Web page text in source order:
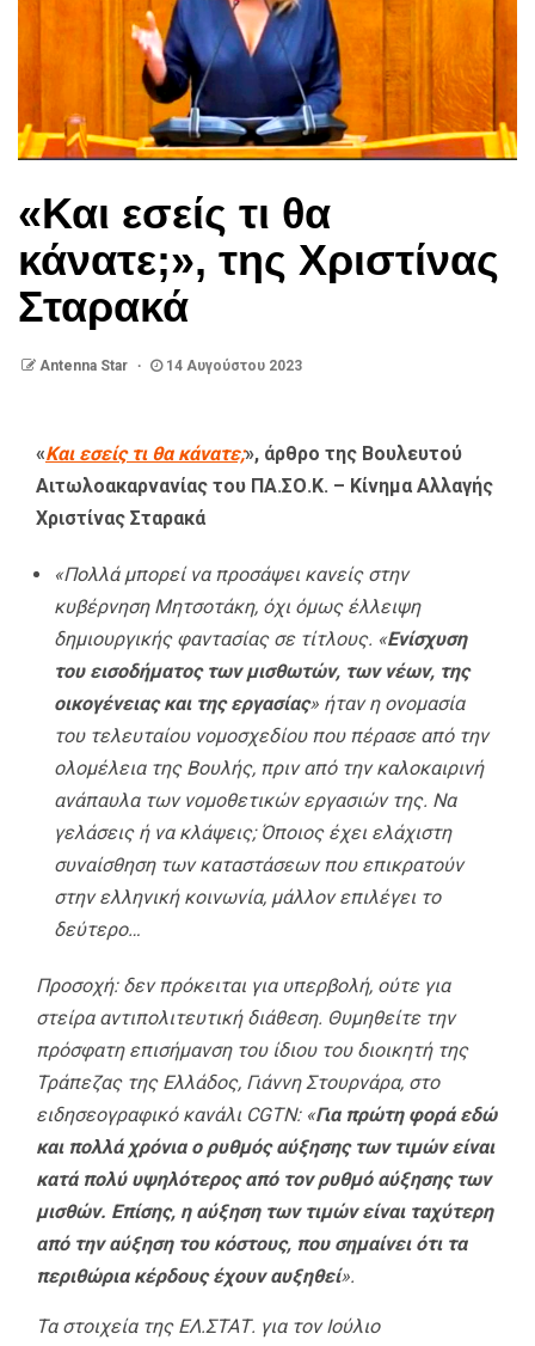
«Και εσείς τι θα
κάνατε;», της Χριστίνας
Σταρακά
Antenna Star 14 Αυγούστου 2023
«Και εσείς τι θα κάνατε;», άρθρο της Βουλευτού
Αιτωλοακαρνανίας του ΠΑ.ΣΟ.Κ. – Κίνημα Αλλαγής
Χριστίνας Σταρακά
«Πολλά μπορεί να προσάψει κανείς στην
κυβέρνηση Μητσοτάκη, όχι όμως έλλειψη
δημιουργικής φαντασίας σε τίτλους. «Ενίσχυση
του εισοδήματος των μισθωτών, των νέων, της
οικογένειας και της εργασίας» ήταν η ονομασία
του τελευταίου νομοσχεδίου που πέρασε από την
ολομέλεια της Βουλής, πριν από την καλοκαιρινή
ανάπαυλα των νομοθετικών εργασιών της. Να
γελάσεις ή να κλάψεις; Όποιος έχει ελάχιστη
συναίσθηση των καταστάσεων που επικρατούν
στην ελληνική κοινωνία, μάλλον επιλέγει το
δεύτερο…
Προσοχή: δεν πρόκειται για υπερβολή, ούτε για
στείρα αντιπολιτευτική διάθεση. Θυμηθείτε την
πρόσφατη επισήμανση του ίδιου του διοικητή της
Τράπεζας της Ελλάδος, Γιάννη Στουρνάρα, στο
ειδησεογραφικό κανάλι CGTN: «Για πρώτη φορά εδώ
και πολλά χρόνια ο ρυθμός αύξησης των τιμών είναι
κατά πολύ υψηλότερος από τον ρυθμό αύξησης των
μισθών. Επίσης, η αύξηση των τιμών είναι ταχύτερη
από την αύξηση του κόστους, που σημαίνει ότι τα
περιθώρια κέρδους έχουν αυξηθεί».
Τα στοιχεία της ΕΛ.ΣΤΑΤ. για τον Ιούλιο